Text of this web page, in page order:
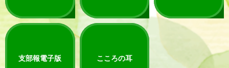
支部報電子版 こころの耳